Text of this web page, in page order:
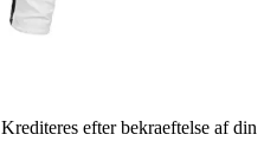
Krediteres efter bekraeftelse af din